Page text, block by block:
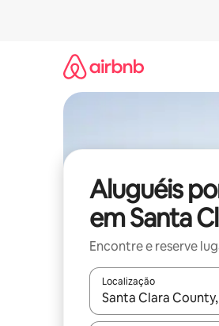
Aluguéis
em Santa
Encontre e reserve
Localização
Quando os resultados